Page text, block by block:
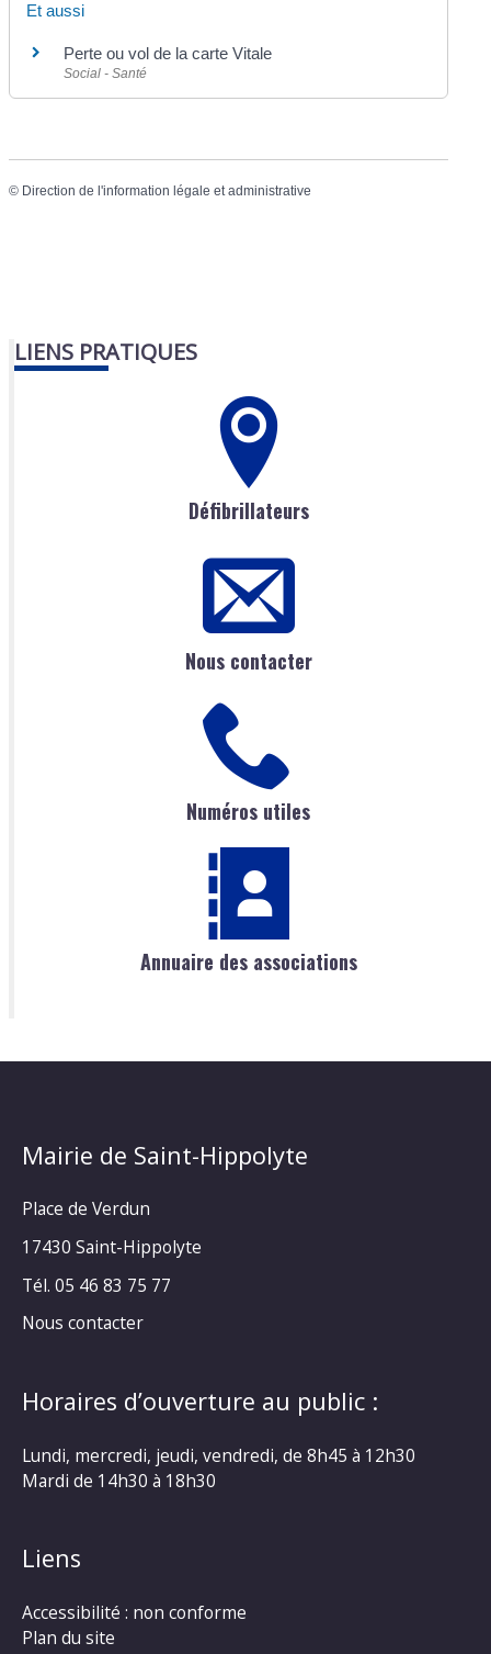
Et aussi
Perte ou vol de la carte Vitale
Social - Santé
© Direction de l'information légale et administrative
LIENS PRATIQUES
Défibrillateurs
Nous contacter
Numéros utiles
Annuaire des associations
Mairie de Saint-Hippolyte
Place de Verdun
17430 Saint-Hippolyte
Tél. 05 46 83 75 77
Nous contacter
Horaires d’ouverture au public :
Lundi, mercredi, jeudi, vendredi, de 8h45 à 12h30
Mardi de 14h30 à 18h30
Liens
Accessibilité : non conforme
Plan du site